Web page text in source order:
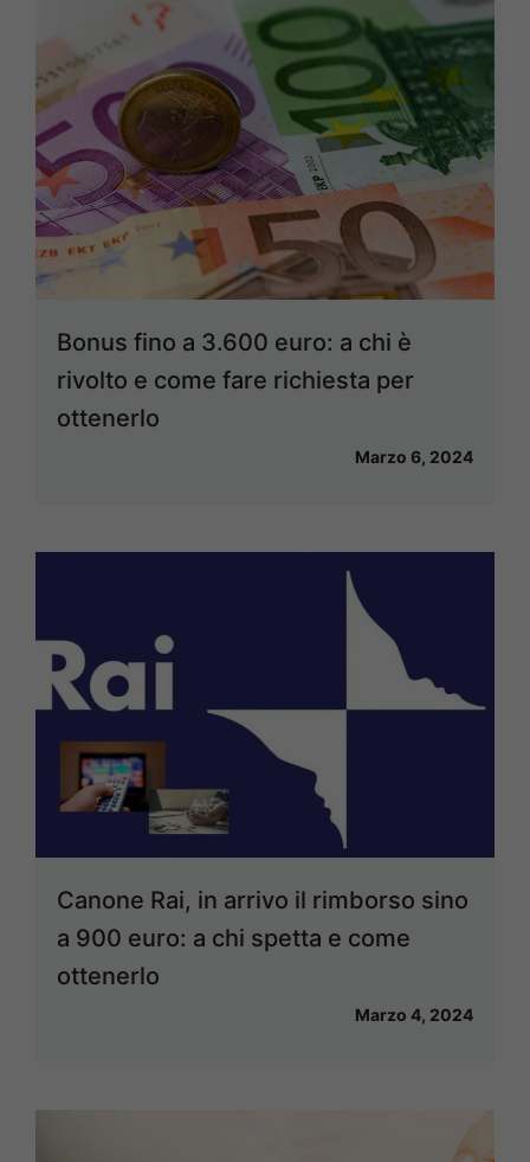
Bonus fino a 3.600 euro: a chi è
rivolto e come fare richiesta per
ottenerlo
Marzo 6, 2024
Canone Rai, in arrivo il rimborso sino
a 900 euro: a chi spetta e come
ottenerlo
Marzo 4, 2024